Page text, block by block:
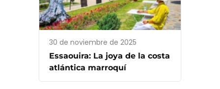
30 de noviembre de 2025
Essaouira: La joya de la costa
atlántica marroquí